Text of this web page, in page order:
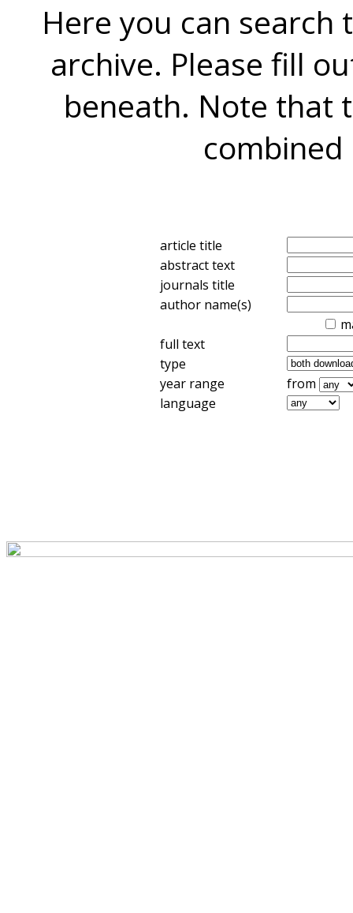
Here you can search
archive. Please fill
beneath. Note that
combined
article title
abstract text
journals title
author name(s)
full text
type
year range
from
language